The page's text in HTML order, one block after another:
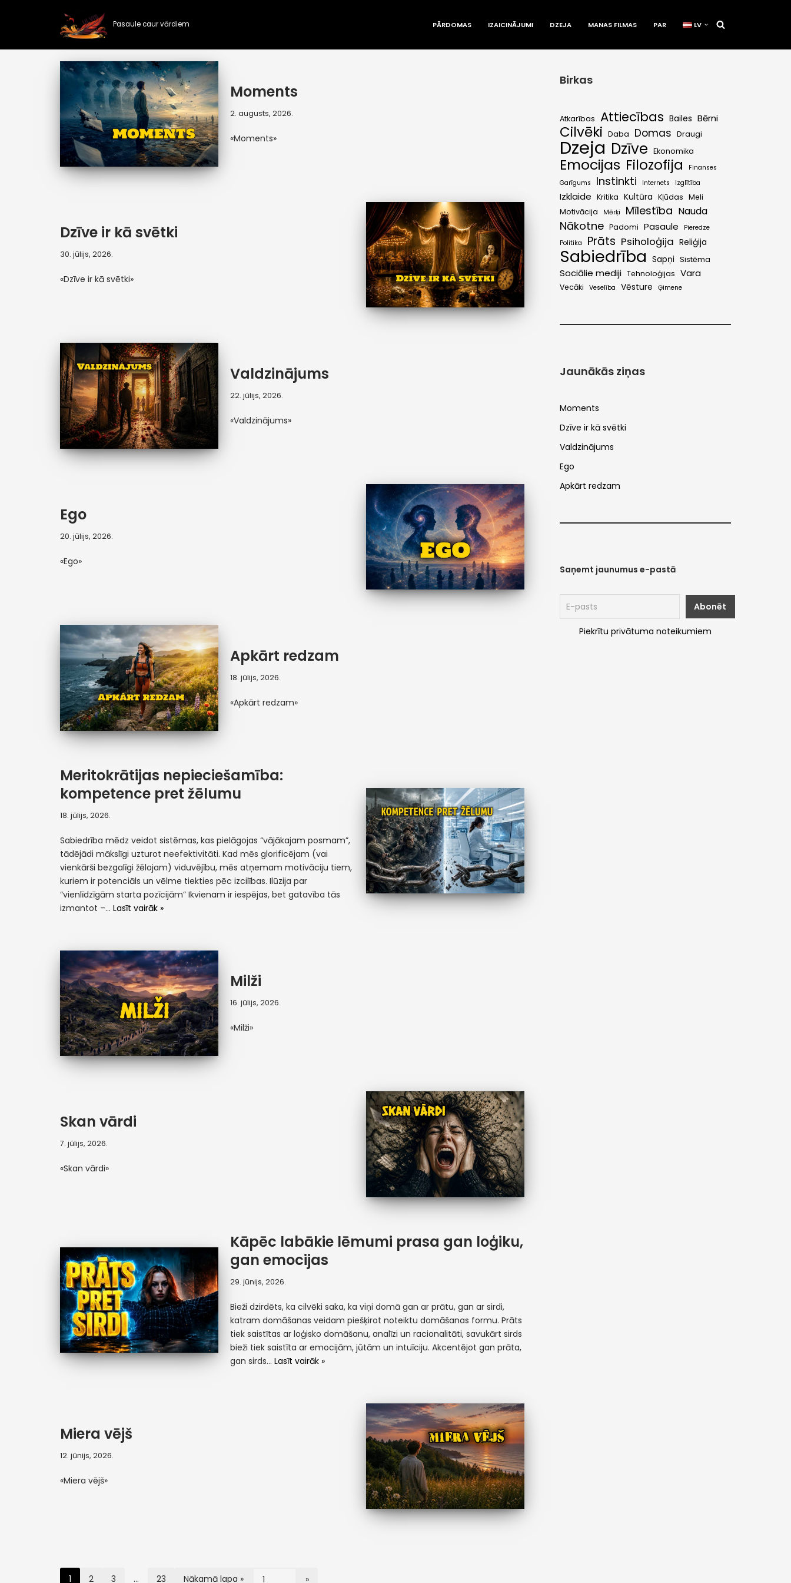
Pasaule caur vārdiem PĀRDOMAS IZAICINĀJUMI DZEJA MANAS FILMAS PAR LV
Moments
2. augusts, 2026.
«Moments»
Dzīve ir kā svētki
30. jūlijs, 2026.
«Dzīve ir kā svētki»
Valdzinājums
22. jūlijs, 2026.
«Valdzinājums»
Ego
20. jūlijs, 2026.
«Ego»
Apkārt redzam
18. jūlijs, 2026.
«Apkārt redzam»
Meritokrātijas nepieciešamība:
kompetence pret žēlumu
18. jūlijs, 2026.
Sabiedrība mēdz veidot sistēmas, kas pielāgojas “vājākajam posmam”,
tādējādi mākslīgi uzturot neefektivitāti. Kad mēs glorificējam (vai
vienkārši bezgalīgi žēlojam) viduvējību, mēs atņemam motivāciju tiem,
kuriem ir potenciāls un vēlme tiekties pēc izcilības. Ilūzija par
“vienlīdzīgām starta pozīcijām” Ikvienam ir iespējas, bet gatavība tās
izmantot –… Lasīt vairāk »
Milži
16. jūlijs, 2026.
«Milži»
Skan vārdi
7. jūlijs, 2026.
«Skan vārdi»
Kāpēc labākie lēmumi prasa gan loģiku,
gan emocijas
29. jūnijs, 2026.
Bieži dzirdēts, ka cilvēki saka, ka viņi domā gan ar prātu, gan ar sirdi,
katram domāšanas veidam piešķirot noteiktu domāšanas formu. Prāts
tiek saistītas ar loģisko domāšanu, analīzi un racionalitāti, savukārt sirds
bieži tiek saistīta ar emocijām, jūtām un intuīciju. Akcentējot gan prāta,
gan sirds…Lasīt vairāk »
Miera vējš
12. jūnijs, 2026.
«Miera vējš»
1 2 3 … 23 Nākamā lapa »
Birkas
Atkarības Attiecības Bailes Bērni
Cilvēki Daba Domas Draugi
Dzeja Dzīve Ekonomika
Emocijas Filozofija
Finanses
Garīgums
Instinkti Internets Izglītība
Izklaide Kritika Kultūra Kļūdas Meli
Motivācija
Mērķi Mīlestība Nauda
Nākotne Padomi Pasaule
Pieredze
Politika
Prāts Psiholoģija Reliģija
Sabiedrība Sapņi Sistēma
Sociālie mediji Tehnoloģijas Vara
Vecāki Veselība Vēsture Ģimene
Jaunākās ziņas
Moments
Dzīve ir kā svētki
Valdzinājums
Ego
Apkārt redzam
Saņemt jaunumus e-pastā
Piekrītu privātuma noteikumiem